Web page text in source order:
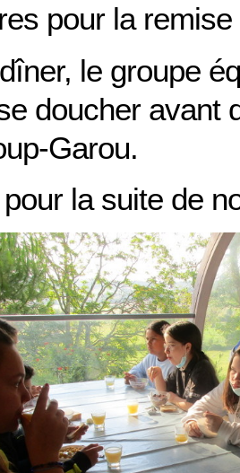
pour la
le groupe
doucher avant
Garou.
la suite de